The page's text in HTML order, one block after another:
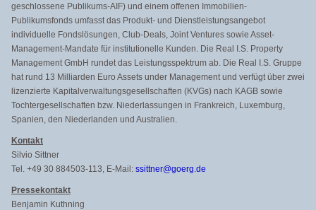
geschlossene Publikums-AIF) und einem offenen Immobilien-
Publikumsfonds umfasst das Produkt- und Dienstleistungsangebot
individuelle Fondslösungen, Club-Deals, Joint Ventures sowie Asset-
Management-Mandate für institutionelle Kunden. Die Real I.S. Property
Management GmbH rundet das Leistungsspektrum ab. Die Real I.S. Gruppe
hat rund 13 Milliarden Euro Assets under Management und verfügt über zwei
lizenzierte Kapitalverwaltungsgesellschaften (KVGs) nach KAGB sowie
Tochtergesellschaften bzw. Niederlassungen in Frankreich, Luxemburg,
Spanien, den Niederlanden und Australien.
Kontakt
Silvio Sittner
Tel. +49 30 884503-113, E-Mail: ssittner@goerg.de
Pressekontakt
Benjamin Kuthning